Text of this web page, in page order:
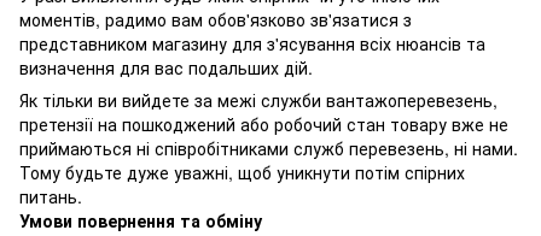
моментів, радимо вам обов'язково зв'язатися з
представником магазину для з'ясування всіх нюансів та
визначення для вас подальших дій.
Як тільки ви вийдете за межі служби вантажоперевезень,
претензії на пошкоджений або робочий стан товару вже не
приймаються ні співробітниками служб перевезень, ні нами.
Тому будьте дуже уважні, щоб уникнути потім спірних
питань.
Умови повернення та обміну